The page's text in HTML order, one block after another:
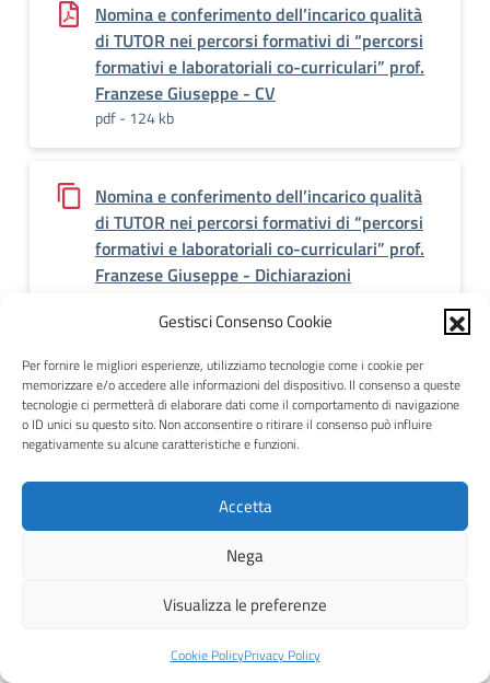
Gestisci Consenso Cookie
Per fornire le migliori esperienze, utilizziamo tecnologie come i cookie per
memorizzare e/o accedere alle informazioni del dispositivo. Il consenso a queste
tecnologie ci permetterà di elaborare dati come il comportamento di navigazione
o ID unici su questo sito. Non acconsentire o ritirare il consenso può influire
negativamente su alcune caratteristiche e funzioni.
Accetta
Nega
Visualizza le preferenze
Cookie PolicyPrivacy Policy
Nomina e conferimento dell’incarico qualità
di TUTOR nei percorsi formativi di “percorsi
formativi e laboratoriali co-curriculari” prof.
Franzese Giuseppe - CV
pdf - 124 kb
Nomina e conferimento dell’incarico qualità
di TUTOR nei percorsi formativi di “percorsi
formativi e laboratoriali co-curriculari” prof.
Franzese Giuseppe - Dichiarazioni
Nomina e conferimento dell’incarico qualità
di TUTOR nei percorsi formativi di “percorsi
formativi e laboratoriali co-curriculari” prof.
Franzese Giuseppe - Pasticceria
pdf - 445 kb
Nomina e conferimento dell’incarico qualità
formativi e laboratoriali co-curriculari” prof.
pdf - 444 kb